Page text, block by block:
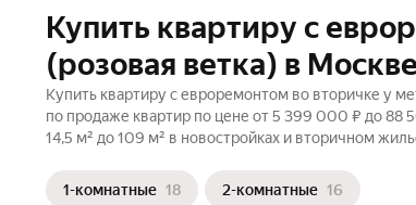
Купить квартиру с
(розовая ветка) в
Купить квартиру с евроремонтом во вторичке у
по продаже квартир по цене от 5 399 000 ₽ до
14,5 м² до 109 м² в новостройках и вторичном
1-комнатные 18 2-комнатные 16